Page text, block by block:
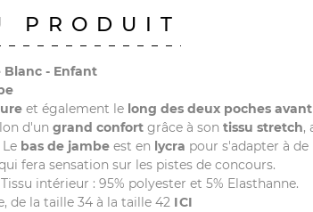
PRODUIT
- Enfant
et également lelong des deux poches avant
d'un grand confortgrâce à son tissu stretch,
bas de jambeest en lycra pour s'adapter à de
fera sensation sur les pistes de concours.
intérieur : 95% polyester et 5% Elasthanne.
de la taille 34 à la taille 42 ICI